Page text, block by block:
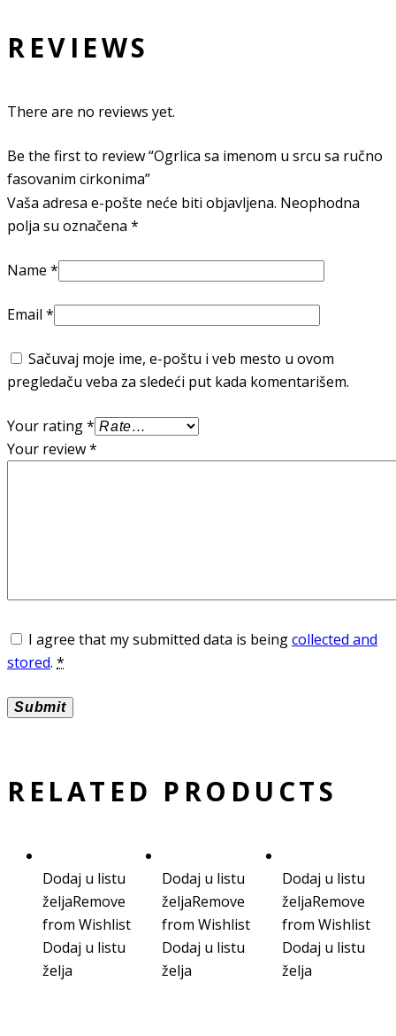
REVIEWS
There are no reviews yet.
Be the first to review “Ogrlica sa imenom u srcu sa ručno
fasovanim cirkonima”
Vaša adresa e-pošte neće biti objavljena. Neophodna
polja su označena *
Name *
Email *
Sačuvaj moje ime, e-poštu i veb mesto u ovom
pregledaču veba za sledeći put kada komentarišem.
Your rating*
Your review*
I agree that my submitted data is beingcollected and
stored. *
RELATED PRODUCTS
Dodaj u listu
željaRemove
from Wishlist
Dodaj u listu
želja
Dodaj u listu
željaRemove
from Wishlist
Dodaj u listu
želja
Dodaj u listu
željaRemove
from Wishlist
Dodaj u listu
želja